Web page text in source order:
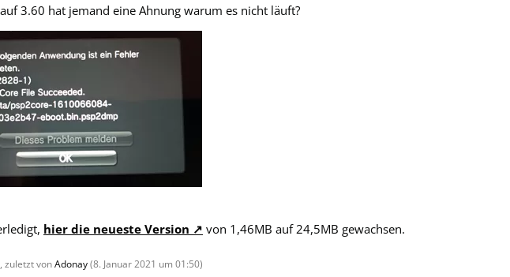
3.60 hat jemand eine Ahnung warum es nicht läuft?
hier die neueste Version von 1,46MB auf 24,5MB gewachsen.
zuletzt vonAdonay(8. Januar 2021 um 01:50)